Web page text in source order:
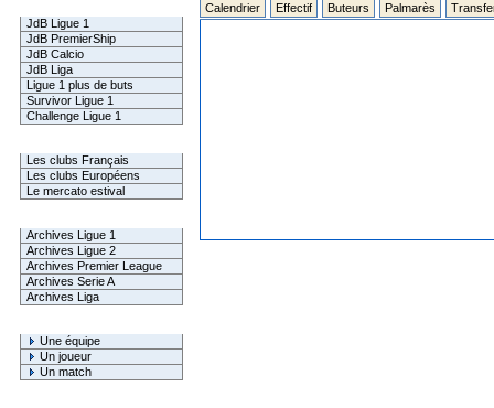
JdB Ligue 1
JdB PremierShip
JdB Calcio
JdB Liga
Ligue 1 plus de buts
Survivor Ligue 1
Challenge Ligue 1
Les clubs Français
Les clubs Européens
Le mercato estival
Archives Ligue 1
Archives Ligue 2
Archives Premier League
Archives Serie A
Archives Liga
Une équipe
Un joueur
Un match
Calendrier Effectif Buteurs Palmarès